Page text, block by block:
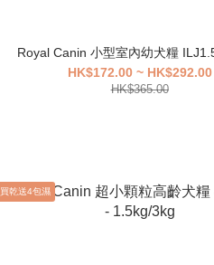
Royal Canin 小型室內幼犬糧
HK$172.00 ~ HK$292.00
HK$365.00
買乾送4包濕